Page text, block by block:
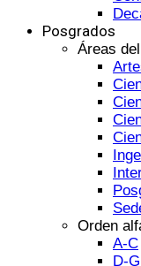
Posgrados
Áreas
Orden
A-C
D-G